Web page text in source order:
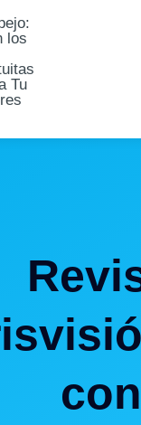
revisiones de visión gratuitas en